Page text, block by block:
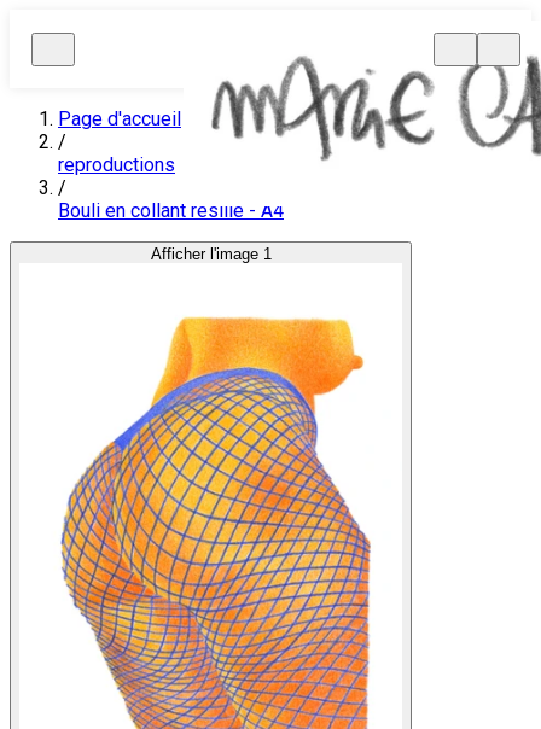
Page d'accueil
/
reproductions
/
Bouli en collant résille - A4
Afficher l'image 1